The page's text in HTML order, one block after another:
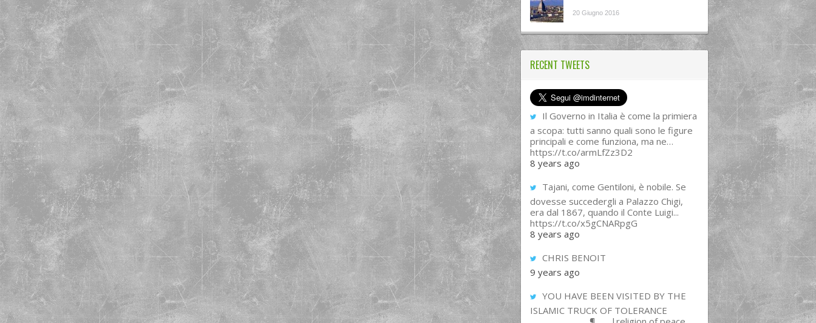
20 Giugno 2016
RECENT TWEETS
Il Governo in Italia è come la primiera
a scopa: tutti sanno quali sono le figure
principali e come funziona, ma ne…
https://t.co/armLfZz3D2
8 years ago
Tajani, come Gentiloni, è nobile. Se
dovesse succedergli a Palazzo Chigi,
era dal 1867, quando il Conte Luigi...
https://t.co/x5gCNARpgG
8 years ago
CHRIS BENOIT
9 years ago
YOU HAVE BEEN VISITED BY THE
ISLAMIC TRUCK OF TOLERANCE